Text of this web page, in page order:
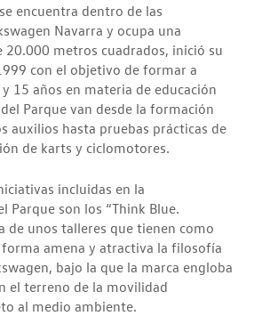
encuentra dentro de las
Navarra y ocupa una
20.000 metros cuadrados, inició su
con el objetivo de formar a
15 años en materia de educación
Parque van desde la formación
auxilios hasta pruebas prácticas de
de karts y ciclomotores.
incluidas en la
Parque son los “Think Blue.
de unos talleres que tienen como
amena y atractiva la filosofía
bajo la que la marca engloba
el terreno de la movilidad
al medio ambiente.